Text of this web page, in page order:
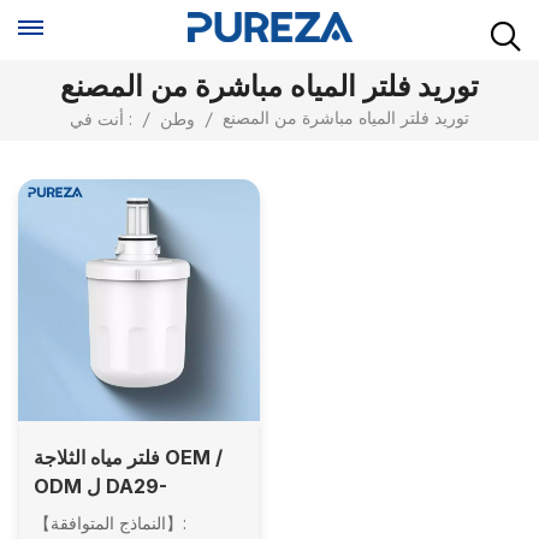
توريد فلتر المياه مباشرة من المصنع
أنت في : / وطن / توريد فلتر المياه مباشرة من المصنع
فلتر مياه الثلاجة OEM /
ODM ل DA29-
00003G مع توريد بالجملة
【النماذج المتوافقة】: